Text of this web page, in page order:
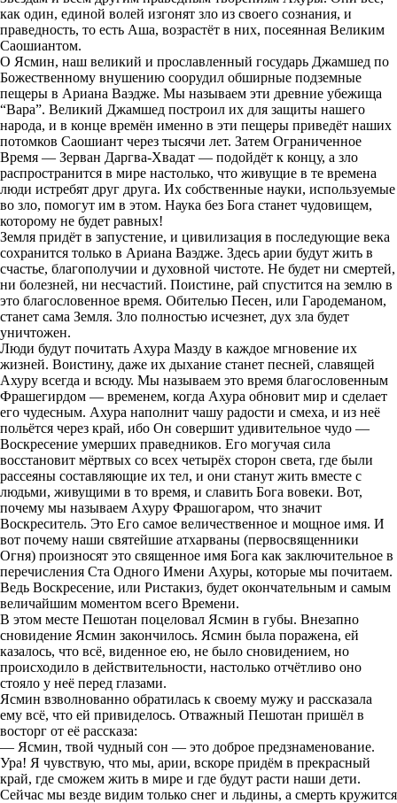
как один, единой волей изгонят зло из своего сознания, и
праведность, то есть Аша, возрастёт в них, посеянная Великим
Саошиантом.
О Ясмин, наш великий и прославленный государь Джамшед по
Божественному внушению соорудил обширные подземные
пещеры в Ариана Ваэдже. Мы называем эти древние убежища
“Вара”. Великий Джамшед построил их для защиты нашего
народа, и в конце времён именно в эти пещеры приведёт наших
потомков Саошиант через тысячи лет. Затем Ограниченное
Время — Зерван Даргва-Хвадат — подойдёт к концу, а зло
распространится в мире настолько, что живущие в те времена
люди истребят друг друга. Их собственные науки, используемые
во зло, помогут им в этом. Наука без Бога станет чудовищем,
которому не будет равных!
Земля придёт в запустение, и цивилизация в последующие века
сохранится только в Ариана Ваэдже. Здесь арии будут жить в
счастье, благополучии и духовной чистоте. Не будет ни смертей,
ни болезней, ни несчастий. Поистине, рай спустится на землю в
это благословенное время. Обителью Песен, или Гародеманом,
станет сама Земля. Зло полностью исчезнет, дух зла будет
уничтожен.
Люди будут почитать Ахура Мазду в каждое мгновение их
жизней. Воистину, даже их дыхание станет песней, славящей
Ахуру всегда и всюду. Мы называем это время благословенным
Фрашегирдом — временем, когда Ахура обновит мир и сделает
его чудесным. Ахура наполнит чашу радости и смеха, и из неё
польётся через край, ибо Он совершит удивительное чудо —
Воскресение умерших праведников. Его могучая сила
восстановит мёртвых со всех четырёх сторон света, где были
рассеяны составляющие их тел, и они станут жить вместе с
людьми, живущими в то время, и славить Бога вовеки. Вот,
почему мы называем Ахуру Фрашогаром, что значит
Воскреситель. Это Его самое величественное и мощное имя. И
вот почему наши святейшие атхарваны (первосвященники
Огня) произносят это священное имя Бога как заключительное в
перечисления Ста Одного Имени Ахуры, которые мы почитаем.
Ведь Воскресение, или Ристакиз, будет окончательным и самым
величайшим моментом всего Времени.
В этом месте Пешотан поцеловал Ясмин в губы. Внезапно
сновидение Ясмин закончилось. Ясмин была поражена, ей
казалось, что всё, виденное ею, не было сновидением, но
происходило в действительности, настолько отчётливо оно
стояло у неё перед глазами.
Ясмин взволнованно обратилась к своему мужу и рассказала
ему всё, что ей привиделось. Отважный Пешотан пришёл в
восторг от её рассказа:
— Ясмин, твой чудный сон — это доброе предзнаменование.
Ура! Я чувствую, что мы, арии, вскоре придём в прекрасный
край, где сможем жить в мире и где будут расти наши дети.
Сейчас мы везде видим только снег и льдины, а смерть кружится